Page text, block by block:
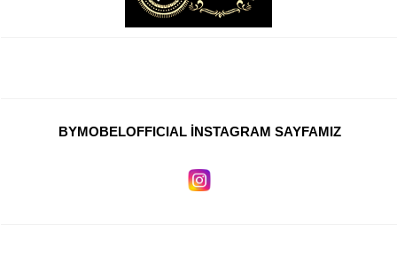
Bekleme Koltukları
BYMOBELOFFICIAL İNSTAGRAM SAYFAMIZ